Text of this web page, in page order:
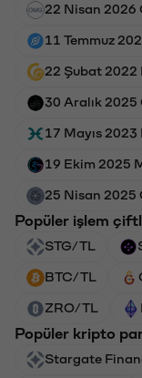
22 Nisan 2026
11 Temmuz
22 Şubat 2022
30 Aralık 2025
17 Mayıs 2023
19 Ekim 2025
25 Nisan 2025
Popüler işlem
STG/TL
BTC/TL
ZRO/TL
Popüler kripto
Stargate